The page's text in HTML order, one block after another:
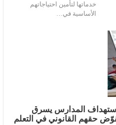
خدماتها لتأمين احتياجاتهم
الأساسية في…
المدارس يسرق
حقهم القانوني في التعلم